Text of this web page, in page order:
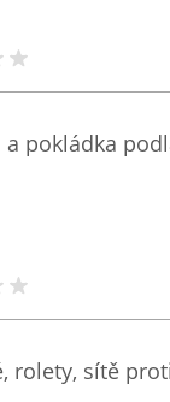
a pokládka
rolety, sítě